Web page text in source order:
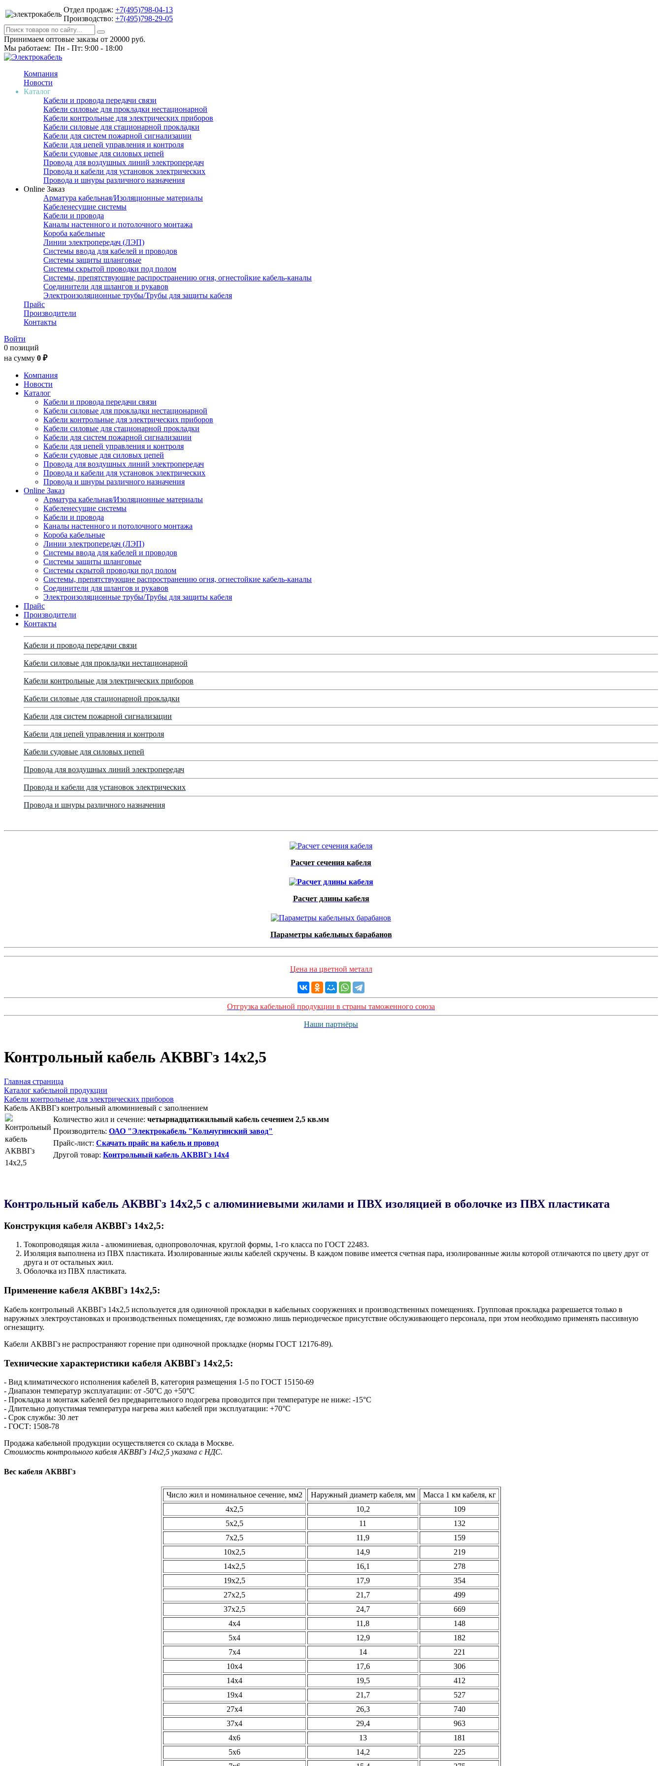
Отдел продаж: +7(495)798-04-13
Производство: +7(495)798-29-05
Принимаем оптовые заказы от 20000 руб.
Мы работаем: Пн - Пт: 9:00 - 18:00
Компания
Новости
Каталог
Кабели и провода передачи связи
Кабели силовые для прокладки нестационарной
Кабели контрольные для электрических приборов
Кабели силовые для стационарной прокладки
Кабели для систем пожарной сигнализации
Кабели для цепей управления и контроля
Кабели судовые для силовых цепей
Провода для воздушных линий электропередач
Провода и кабели для установок электрических
Провода и шнуры различного назначения
Online Заказ
Арматура кабельная/Изоляционные материалы
Кабеленесущие системы
Кабели и провода
Каналы настенного и потолочного монтажа
Короба кабельные
Линии электропередач (ЛЭП)
Системы ввода для кабелей и проводов
Системы защиты шланговые
Системы скрытой проводки под полом
Системы, препятствующие распространению огня, огнестойкие кабель-каналы
Соединители для шлангов и рукавов
Электроизоляционные трубы/Трубы для защиты кабеля
Прайс
Производители
Контакты
Войти
0 позиций
на сумму 0 ₽
Компания
Новости
Каталог
Кабели и провода передачи связи
Кабели силовые для прокладки нестационарной
Кабели контрольные для электрических приборов
Кабели силовые для стационарной прокладки
Кабели для систем пожарной сигнализации
Кабели для цепей управления и контроля
Кабели судовые для силовых цепей
Провода для воздушных линий электропередач
Провода и кабели для установок электрических
Провода и шнуры различного назначения
Online Заказ
Арматура кабельная/Изоляционные материалы
Кабеленесущие системы
Кабели и провода
Каналы настенного и потолочного монтажа
Короба кабельные
Линии электропередач (ЛЭП)
Системы ввода для кабелей и проводов
Системы защиты шланговые
Системы скрытой проводки под полом
Системы, препятствующие распространению огня, огнестойкие кабель-каналы
Соединители для шлангов и рукавов
Электроизоляционные трубы/Трубы для защиты кабеля
Прайс
Производители
Контакты
Кабели и провода передачи связи
Кабели силовые для прокладки нестационарной
Кабели контрольные для электрических приборов
Кабели силовые для стационарной прокладки
Кабели для систем пожарной сигнализации
Кабели для цепей управления и контроля
Кабели судовые для силовых цепей
Провода для воздушных линий электропередач
Провода и кабели для установок электрических
Провода и шнуры различного назначения
Расчет сечения кабеля
Расчет длины кабеля
Параметры кабельных барабанов
Цена на цветной металл
Отгрузка кабельной продукции в страны таможенного союза
Наши партнёры
Контрольный кабель AКВВГз 14х2,5
Главная страница
Каталог кабельной продукции
Кабели контрольные для электрических приборов
Кабель АКВВГз контрольный алюминиевый с заполнением
Количество жил и сечение: четырнадцатижильный кабель сечением 2,5 кв.мм
Производитель: ОАО "Электрокабель "Кольчугинский завод"
Прайс-лист: Скачать прайс на кабель и провод
Другой товар: Контрольный кабель АКВВГз 14х4
Контрольный кабель AКВВГз 14х2,5 с алюминиевыми жилами и ПВХ изоляцией в оболочке из ПВХ пластиката
Конструкция кабеля AКВВГз 14х2,5:
Токопроводящая жила - алюминиевая, однопроволочная, круглой формы, 1-го класса по ГОСТ 22483.
Изоляция выполнена из ПВХ пластиката. Изолированные жилы кабелей скручены. В каждом повиве имеется счетная пара, изолированные жилы которой отличаются по цвету друг от
друга и от остальных жил.
Оболочка из ПВХ пластиката.
Применение кабеля AКВВГз 14х2,5:
Кабель контрольный AКВВГз 14х2,5 используется для одиночной прокладки в кабельных сооружениях и производственных помещениях. Групповая прокладка разрешается только в
наружных электроустановках и производственных помещениях, где возможно лишь периодическое присутствие обслуживающего персонала, при этом необходимо применять пассивную
огнезащиту.
Кабели АКВВГз не распространяют горение при одиночной прокладке (нормы ГОСТ 12176-89).
Технические характеристики кабеля AКВВГз 14х2,5:
- Вид климатического исполнения кабелей В, категория размещения 1-5 по ГОСТ 15150-69
- Диапазон температур эксплуатации: от -50°С до +50°С
- Прокладка и монтаж кабелей без предварительного подогрева проводится при температуре не ниже: -15°С
- Длительно допустимая температура нагрева жил кабелей при эксплуатации: +70°С
- Срок службы: 30 лет
- ГОСТ: 1508-78
Продажа кабельной продукции осуществляется со склада в Москве.
Стоимость контрольного кабеля AКВВГз 14х2,5 указана с НДС.
Вес кабеля АКВВГз
Число жил и номинальное сечение, мм2 Наружный диаметр кабеля, мм
Масса 1 км кабеля, кг
4х2,5
10,2
109
5х2,5
11
132
7х2,5
11,9
159
10х2,5
14,9
219
14х2,5
16,1
278
19х2,5
17,9
354
27х2,5
21,7
499
37х2,5
24,7
669
4х4
11,8
148
5х4
12,9
182
7х4
14
221
10х4
17,6
306
14х4
19,5
412
19х4
21,7
527
27х4
26,3
740
37х4
29,4
963
4х6
13
181
5х6
14,2
225